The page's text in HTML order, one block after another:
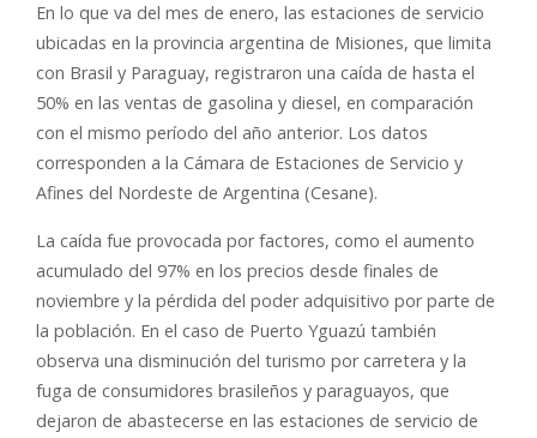
En lo que va del mes de enero, las estaciones de servicio
ubicadas en la provincia argentina de Misiones, que limita
con Brasil y Paraguay, registraron una caída de hasta el
50% en las ventas de gasolina y diesel, en comparación
con el mismo período del año anterior. Los datos
corresponden a la Cámara de Estaciones de Servicio y
Afines del Nordeste de Argentina (Cesane).
La caída fue provocada por factores, como el aumento
acumulado del 97% en los precios desde finales de
noviembre y la pérdida del poder adquisitivo por parte de
la población. En el caso de Puerto Yguazú también
observa una disminución del turismo por carretera y la
fuga de consumidores brasileños y paraguayos, que
dejaron de abastecerse en las estaciones de servicio de